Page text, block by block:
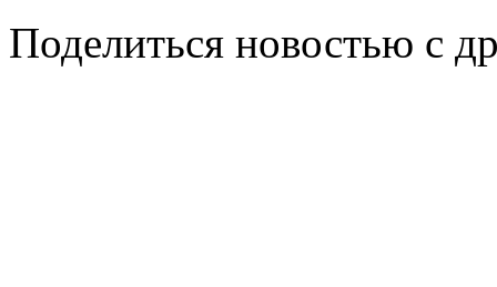
Поделиться новостью с